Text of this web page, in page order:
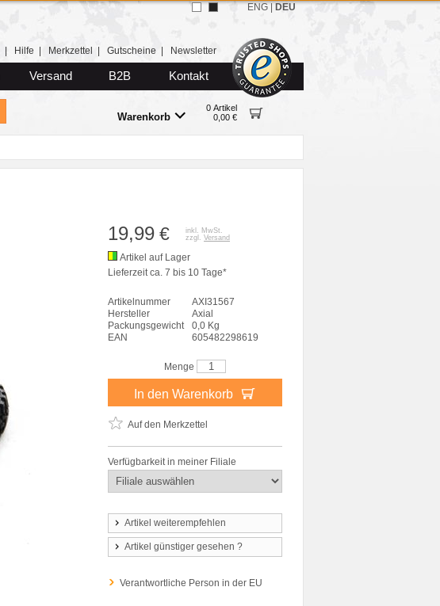
Hilfe Merkzettel Gutscheine Newsletter
Versand B2B Kontakt
Warenkorb
0 Artikel
0,00 €
ENG DEU
19,99 €
inkl. MwSt.
zzgl. Versand
Artikel auf Lager
Lieferzeit ca. 7 bis 10 Tage*
Artikelnummer
AXI31567
Hersteller
Axial
Packungsgewicht
0,0 Kg
EAN
605482298619
Menge
In den Warenkorb
Auf den Merkzettel
Verfügbarkeit in meiner Filiale
Artikel weiterempfehlen
Artikel günstiger gesehen ?
Verantwortliche Person in der EU